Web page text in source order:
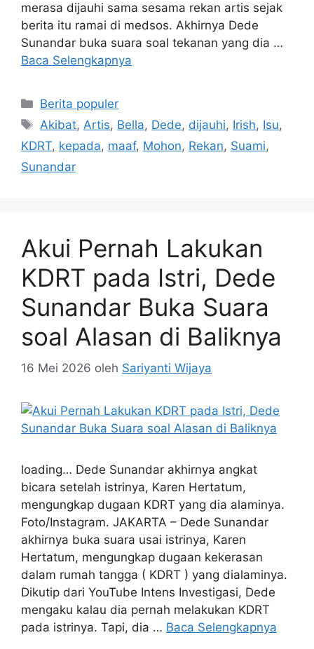
merasa dijauhi sama sesama rekan artis sejak
berita itu ramai di medsos. Akhirnya Dede
Sunandar buka suara soal tekanan yang dia …
Baca Selengkapnya
Kategori
Berita populer
Tag
Akibat,Artis, Bella, Dede, dijauhi, Irish, Isu,
KDRT, kepada, maaf, Mohon, Rekan, Suami,
Sunandar
Akui Pernah Lakukan
KDRT pada Istri, Dede
Sunandar Buka Suara
soal Alasan di Baliknya
16 Mei 2026 oleh Sariyanti Wijaya
loading… Dede Sunandar akhirnya angkat
bicara setelah istrinya, Karen Hertatum,
mengungkap dugaan KDRT yang dia alaminya.
Foto/Instagram. JAKARTA – Dede Sunandar
akhirnya buka suara usai istrinya, Karen
Hertatum, mengungkap dugaan kekerasan
dalam rumah tangga ( KDRT ) yang dialaminya.
Dikutip dari YouTube Intens Investigasi, Dede
mengaku kalau dia pernah melakukan KDRT
pada istrinya. Tapi, dia … Baca Selengkapnya